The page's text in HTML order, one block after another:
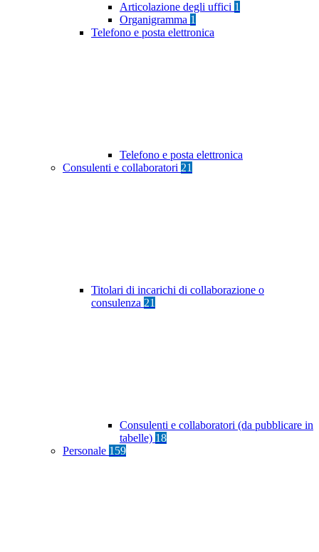
Articolazione degli uffici 1
Organigramma 1
Telefono e posta elettronica
Telefono e posta elettronica
Consulenti e collaboratori 21
Titolari di incarichi di collaborazione o
consulenza 21
Consulenti e collaboratori (da pubblicare in
tabelle) 18
Personale 159